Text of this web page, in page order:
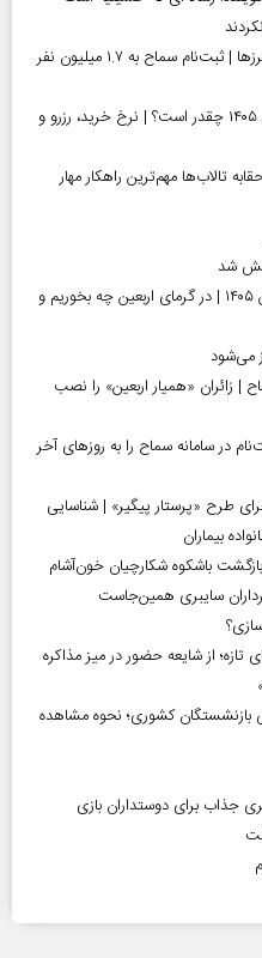
آغاز رسمی برنامه‌های اربعین ۱۴۰۵ در مرز‌ها | ثبت‌نام سماح به ۱.۷ میلیون نفر
قیمت قبر در بهشت زهرا (س) در سال ۱۴۰۵ چقدر است؟ | نرخ خرید، رزرو و
تالاب‌ها مهم‌ترین راهکار مهار
شد
توصیه‌های تغذیه‌ای برای زائران اربعین ۱۴۰۵ | در گرمای اربعین چه بخوریم و
زائران «همیار اربعین» را نصب
۱۴۰۵ بخوانند | ثبت‌نام در سامانه سماح را به روز‌های آخر
طرح «پرستار پیگیر» | شناسایی
سایبری همین‌جاست
از شایعه حضور در میز مذاکره
میلیون تومانی بازنشستگان کشوری؛ نحوه مشاهده